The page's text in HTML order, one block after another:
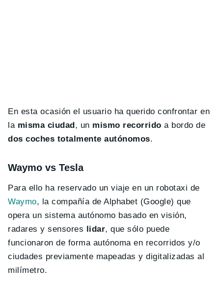
En esta ocasión el usuario ha querido confrontar en
la misma ciudad , un mismo recorrido a bordo de
dos coches totalmente autónomos.
Waymo vs Tesla
Para ello ha reservado un viaje en un robotaxi de
Waymo, la compañía de Alphabet (Google) que
opera un sistema autónomo basado en visión,
radares y sensores
lidar, que sólo puede
funcionaron de forma autónoma en recorridos y/o
ciudades previamente mapeadas y digitalizadas al
milímetro.